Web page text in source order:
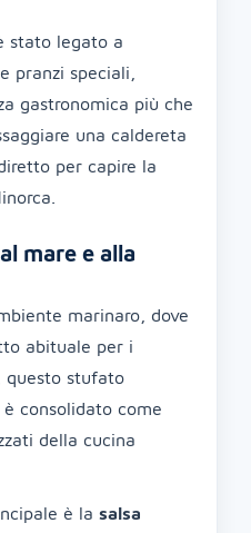
stato legato a
pranzi speciali,
gastronomica più che
una caldereta
per capire la
mare e alla
marinaro, dove
abituale per i
questo stufato
consolidato come
della cucina
è la salsa